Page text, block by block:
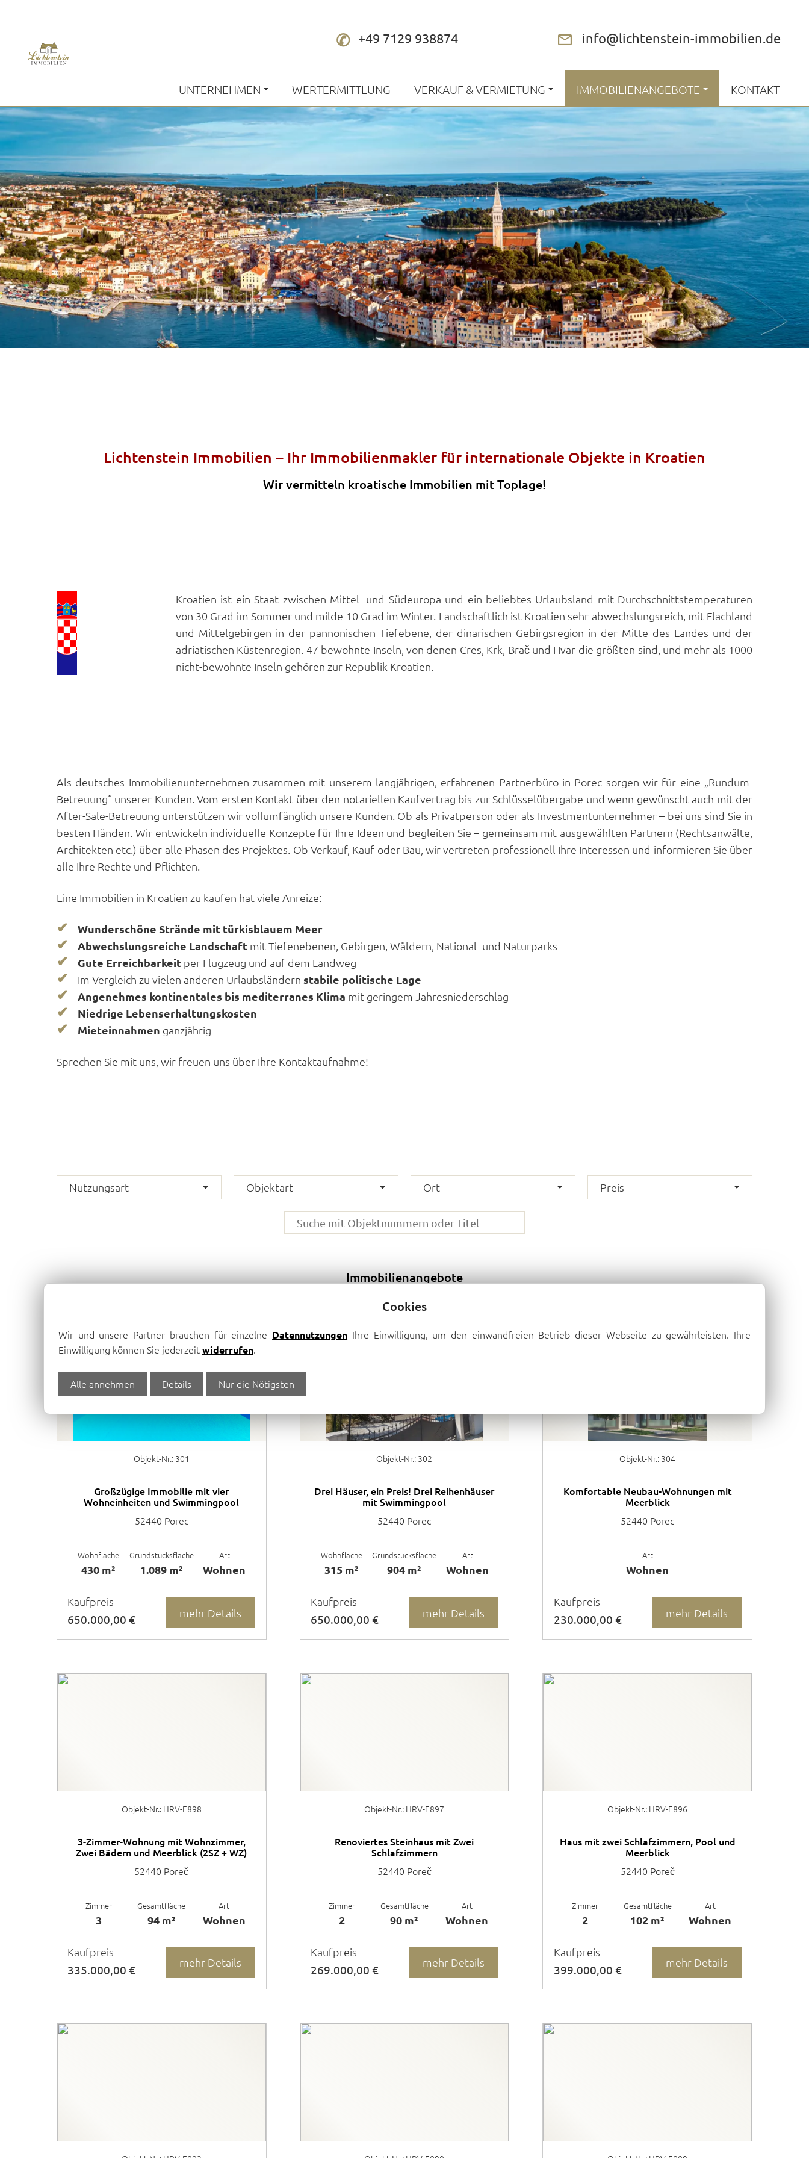
+49 7129 938874 info@lichtenstein-immobilien.de
UNTERNEHMEN WERTERMITTLUNG VERKAUF & VERMIETUNG IMMOBILIENANGEBOTE KONTAKT
Lichtenstein Immobilien – Ihr Immobilienmakler für internationale Objekte in Kroatien
Wir vermitteln kroatische Immobilien mit Toplage!
Kroatien ist ein Staat zwischen Mittel- und Südeuropa und ein beliebtes Urlaubsland mit Durchschnittstemperaturen
von 30 Grad im Sommer und milde 10 Grad im Winter. Landschaftlich ist Kroatien sehr abwechslungsreich, mit Flachland
und Mittelgebirgen in der pannonischen Tiefebene, der dinarischen Gebirgsregion in der Mitte des Landes und der
adriatischen Küstenregion. 47 bewohnte Inseln, von denen Cres, Krk, Brač und Hvar die größten sind, und mehr als 1000
nicht-bewohnte Inseln gehören zur Republik Kroatien.
Als deutsches Immobilienunternehmen zusammen mit unserem langjährigen, erfahrenen Partnerbüro in Porec sorgen wir für eine „Rundum-
Betreuung“ unserer Kunden. Vom ersten Kontakt über den notariellen Kaufvertrag bis zur Schlüsselübergabe und wenn gewünscht auch mit der
After-Sale-Betreuung unterstützen wir vollumfänglich unsere Kunden. Ob als Privatperson oder als Investmentunternehmer – bei uns sind Sie in
besten Händen. Wir entwickeln individuelle Konzepte für Ihre Ideen und begleiten Sie – gemeinsam mit ausgewählten Partnern (Rechtsanwälte,
Architekten etc.) über alle Phasen des Projektes. Ob Verkauf, Kauf oder Bau, wir vertreten professionell Ihre Interessen und informieren Sie über
alle Ihre Rechte und Pflichten.
Eine Immobilien in Kroatien zu kaufen hat viele Anreize:
Wunderschöne Strände mit türkisblauem Meer
Abwechslungsreiche Landschaft mit Tiefenebenen, Gebirgen, Wäldern, National- und Naturparks
Gute Erreichbarkeit per Flugzeug und auf dem Landweg
Im Vergleich zu vielen anderen Urlaubsländern stabile politische Lage
Angenehmes kontinentales bis mediterranes Klima mit geringem Jahresniederschlag
Niedrige Lebenserhaltungskosten
Mieteinnahmen ganzjährig
Sprechen Sie mit uns, wir freuen uns über Ihre Kontaktaufnahme!
Nutzungsart Objektart Ort Preis
Immobilienangebote
Großzügige Immobilie mit vier
Wohneinheiten und Swimmingpool
Objekt-Nr.: 301
52440 Porec
Wohnfläche
430 m²
Grundstücksfläche
1.089 m²
Art
Wohnen
Kaufpreis
650.000,00 € mehr Details
Drei Häuser, ein Preis! Drei Reihenhäuser
mit Swimmingpool
Objekt-Nr.: 302
52440 Porec
Wohnfläche
315 m²
Grundstücksfläche
904 m²
Art
Wohnen
Kaufpreis
650.000,00 € mehr Details
Komfortable Neubau-Wohnungen mit
Meerblick
Objekt-Nr.: 304
52440 Porec
Art
Wohnen
Kaufpreis
230.000,00 € mehr Details
3-Zimmer-Wohnung mit Wohnzimmer,
Zwei Bädern und Meerblick (2SZ + WZ)
Objekt-Nr.: HRV-E898
52440 Poreč
Zimmer
3
Gesamtfläche
94 m²
Art
Wohnen
Kaufpreis
335.000,00 € mehr Details
Renoviertes Steinhaus mit Zwei
Schlafzimmern
Objekt-Nr.: HRV-E897
52440 Poreč
Zimmer
2
Gesamtfläche
90 m²
Art
Wohnen
Kaufpreis
269.000,00 € mehr Details
Haus mit zwei Schlafzimmern, Pool und
Meerblick
Objekt-Nr.: HRV-E896
52440 Poreč
Zimmer
2
Gesamtfläche
102 m²
Art
Wohnen
Kaufpreis
399.000,00 € mehr Details
Cookies
Wir und unsere Partner brauchen für einzelne Datennutzungen Ihre Einwilligung, um den einwandfreien Betrieb dieser Webseite zu gewährleisten. Ihre
Einwilligung können Sie jederzeitwiderrufen.
Alle annehmen Details Nur die Nötigsten